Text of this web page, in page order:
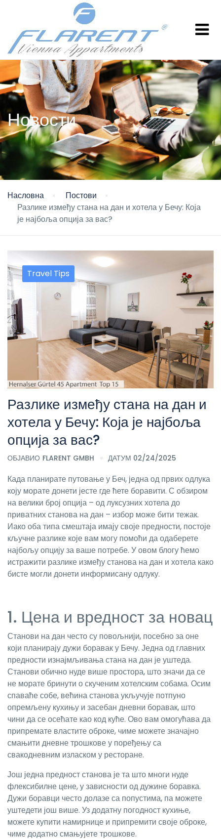
Новости
Насловна
Постови
Разлике између стана на дан и хотела у Бечу: Која
је најбоља опција за вас?
Travel Tips
Разлике између стана на дан и
хотела у Бечу: Која је најбоља
опција за вас?
ОБЈАВИО FLARENT GMBH ДАТУМ 02/24/2025
Када планирате путовање у Беч, једна од првих одлука
коју морате донети јесте где ћете боравити. С обзиром
на велики број опција – од луксузних хотела до
приватних станова на дан – избор може бити тежак.
Иако оба типа смештаја имају своје предности, постоје
кључне разлике које вам могу помоћи да одаберете
најбољу опцију за ваше потребе. У овом блогу ћемо
истражити разлике између станова на дан и хотела како
бисте могли донети информисану одлуку.
1. Цена и вредност за новац
Станови на дан често су повољнији, посебно за оне
који планирају дужи боравак у Бечу. Једна од главних
предности изнајмљивања стана на дан је уштеда.
Станови обично нуде више простора, што значи да се
не морате бринути о скученим хотелским собама. Осим
спаваће собе, већина станова укључује потпуно
опремљену кухињу и засебан дневни боравак, што
чини да се осећате као код куће. Ово вам омогућава да
припремате властите оброке, чиме можете значајно
смањити дневне трошкове у поређењу са
свакодневним изласком у ресторане.
Још једна предност станова је та што многи нуде
флексибилне цене, у зависности од дужине боравка.
Дужи боравци често долазе са попустима, па можете
уштедети још више. Уз додатну погодност кухиње,
можете купити намирнице и припремити своје оброке,
чиме додатно смањујете трошкове.